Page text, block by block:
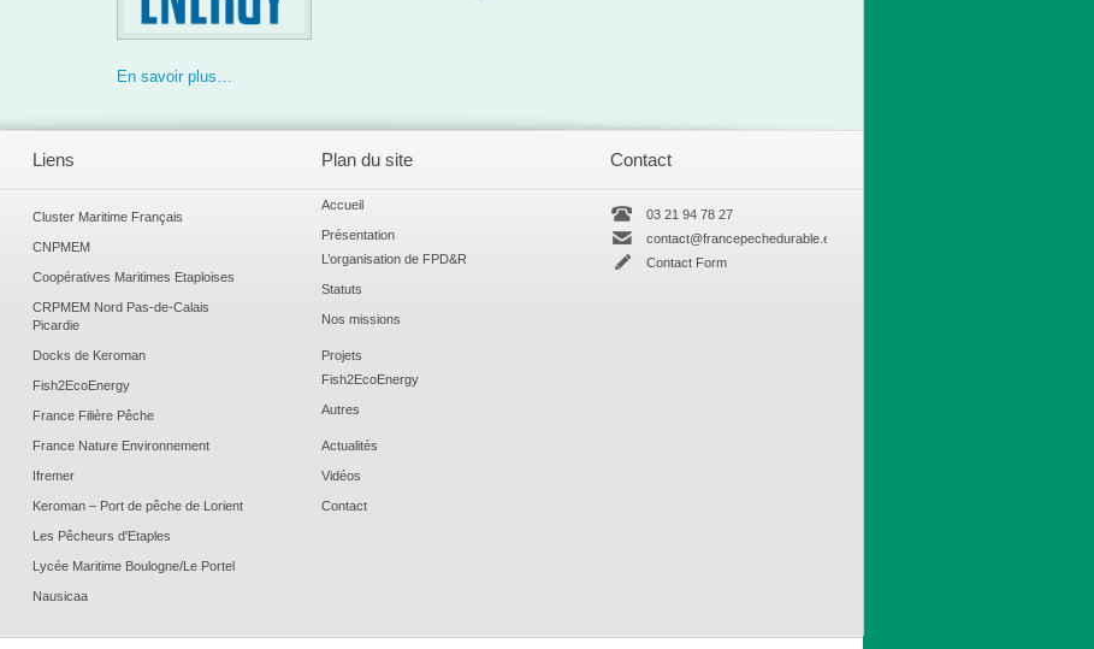
En savoir plus…
Liens
Cluster Maritime Français
CNPMEM
Coopératives Maritimes Etaploises
CRPMEM Nord Pas-de-Calais
Picardie
Docks de Keroman
Fish2EcoEnergy
France Filière Pêche
France Nature Environnement
Ifremer
Keroman – Port de pêche de Lorient
Les Pêcheurs d'Etaples
Lycée Maritime Boulogne/Le Portel
Nausicaa
Plan du site
Accueil
Présentation
L’organisation de FPD&R
Statuts
Nos missions
Projets
Fish2EcoEnergy
Autres
Actualités
Vidéos
Contact
Contact
03 21 94 78 27
contact@francepechedurable.eu
Contact Form